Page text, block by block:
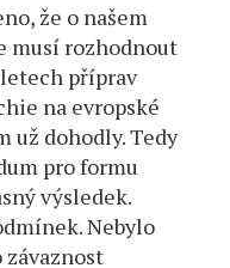
že o našem
musí rozhodnout
příprav
na evropské
už dohodly. Tedy
pro formu
výsledek.
Nebylo